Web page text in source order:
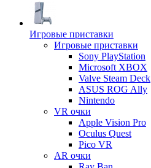
Игровые приставки
Игровые приставки
Sony PlayStation
Microsoft XBOX
Valve Steam Deck
ASUS ROG Ally
Nintendo
VR очки
Apple Vision Pro
Oculus Quest
Pico VR
AR очки